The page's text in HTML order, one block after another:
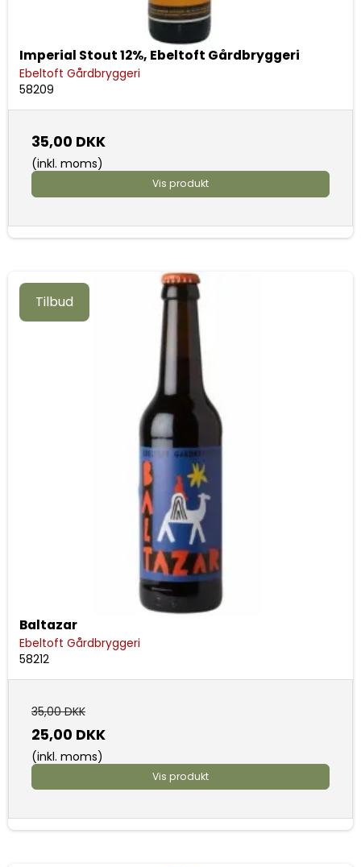
Imperial Stout 12%, Ebeltoft Gårdbryggeri
Ebeltoft Gårdbryggeri
58209
35,00 DKK
(inkl. moms)
Vis produkt
Tilbud
Baltazar
Ebeltoft Gårdbryggeri
58212
35,00 DKK
25,00 DKK
(inkl. moms)
Vis produkt